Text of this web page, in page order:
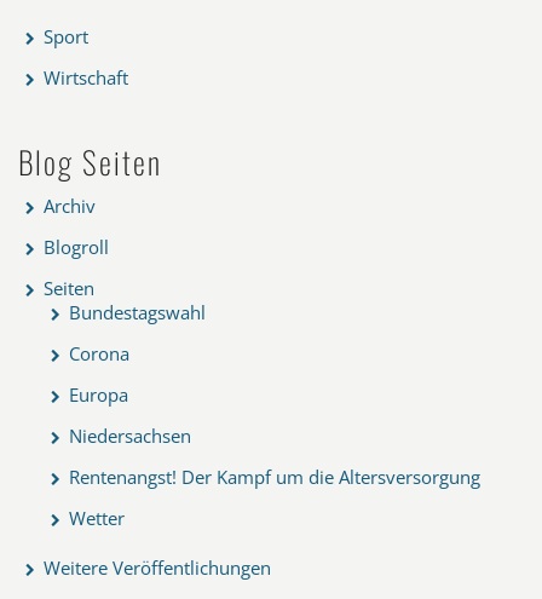
Sport
Wirtschaft
Blog Seiten
Archiv
Blogroll
Seiten
Bundestagswahl
Corona
Europa
Niedersachsen
Rentenangst! Der Kampf um die Altersversorgung
Wetter
Weitere Veröffentlichungen